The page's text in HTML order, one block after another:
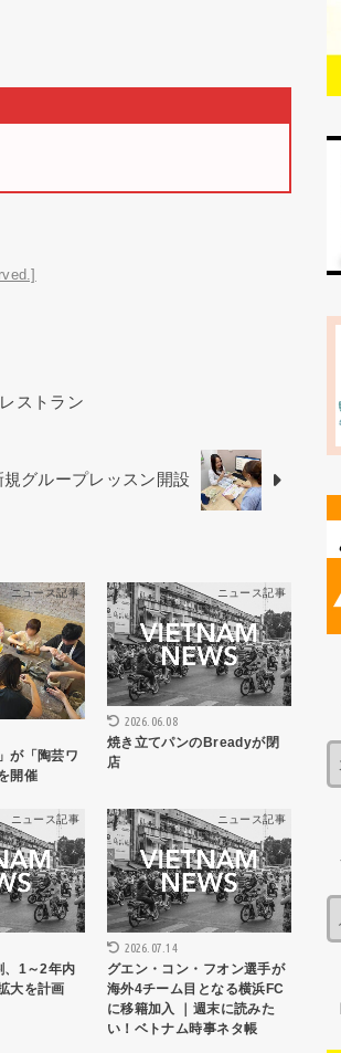
ストラン
グループレッスン開設
ニュース記事
が「陶芸ワ
開催
ニュース記事
2026.06.08
焼き立てパンのBreadyが閉
店
ニュース記事
、1～2年内
大を計画
ニュース記事
2026.07.14
グエン・コン・フオン選手が
海外4チーム目となる横浜FC
に移籍加入 ｜週末に読みた
い！ベトナム時事ネタ帳